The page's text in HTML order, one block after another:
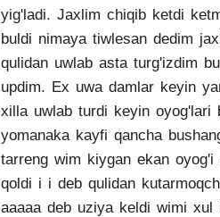
yig'ladi. Jaxlim chiqib ketdi
buldi nimaya tiwlesan dedim
qulidan uwlab asta turg'izdim
updim. Ex uwa damlar keyin
xilla uwlab turdi keyin
yomanaka kayfi qancha
tarreng wim kiygan ekan
qoldi i i deb qulidan
aaaaa deb uziya keldi wimi xul